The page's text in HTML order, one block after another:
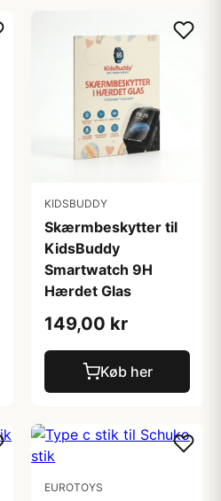
KIDSBUDDY
Skærmbeskytter til
KidsBuddy
Smartwatch 9H
Hærdet Glas
149,00 kr
Køb her
EUROTOYS